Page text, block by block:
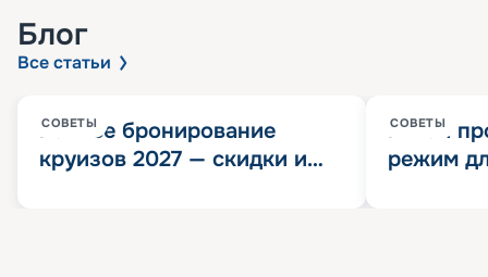
Блог
Все статьи
СОВЕТЫ
Раннее бронирование
круизов 2027 — скидки и
СОВЕТЫ
Китай
режим